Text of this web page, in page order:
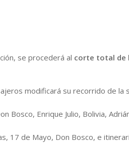
se procederá al corte total de
modificará su recorrido de la
Bosco, Enrique Julio, Bolivia,
17 de Mayo, Don Bosco, e